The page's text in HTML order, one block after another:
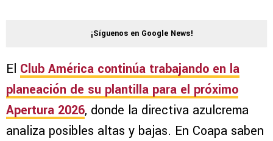
¡Síguenos en Google News!
El Club América continúa trabajando en la
planeación de su plantilla para el próximo
Apertura 2026, donde la directiva azulcrema
analiza posibles altas y bajas. En Coapa saben